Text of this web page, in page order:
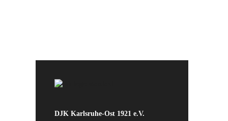
DJK Karlsruhe-Ost 1921 e.V.